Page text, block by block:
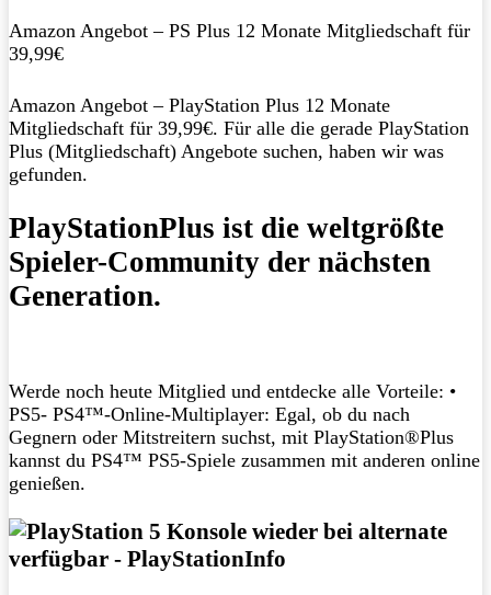
Amazon Angebot – PS Plus 12 Monate Mitgliedschaft für
39,99€
Amazon Angebot – PlayStation Plus 12 Monate
Mitgliedschaft für 39,99€. Für alle die gerade PlayStation
Plus (Mitgliedschaft) Angebote suchen, haben wir was
gefunden.
PlayStationPlus ist die weltgrößte
Spieler-Community der nächsten
Generation.
Werde noch heute Mitglied und entdecke alle Vorteile: •
PS5- PS4™-Online-Multiplayer: Egal, ob du nach
Gegnern oder Mitstreitern suchst, mit PlayStation®Plus
kannst du PS4™ PS5-Spiele zusammen mit anderen online
genießen.